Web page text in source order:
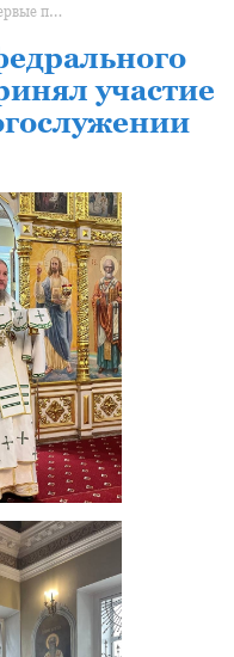
Народный хор кафедрального собора впервые принял участие в архиерейском богослужении
участие